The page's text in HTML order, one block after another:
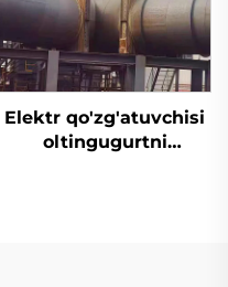
Elektr qo'zg'atuvchisi
oltingugurtni